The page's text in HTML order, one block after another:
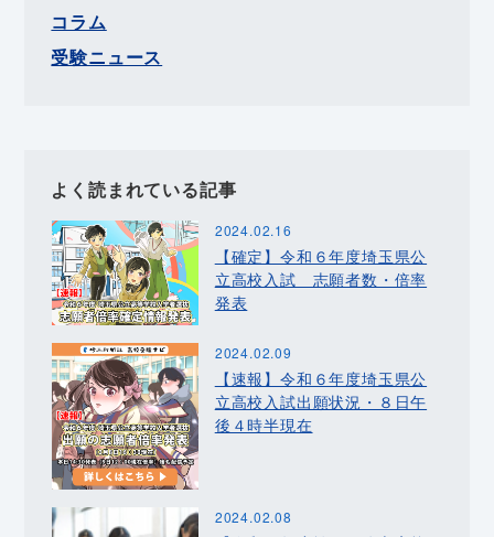
コラム
受験ニュース
よく読まれている記事
2024.02.16
【確定】令和６年度埼玉県公
立高校入試 志願者数・倍率
発表
2024.02.09
【速報】令和６年度埼玉県公
立高校入試出願状況・８日午
後４時半現在
2024.02.08